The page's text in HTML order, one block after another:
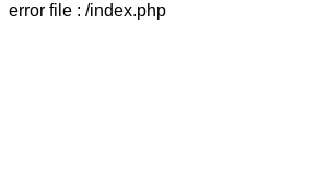
error file : /index.php